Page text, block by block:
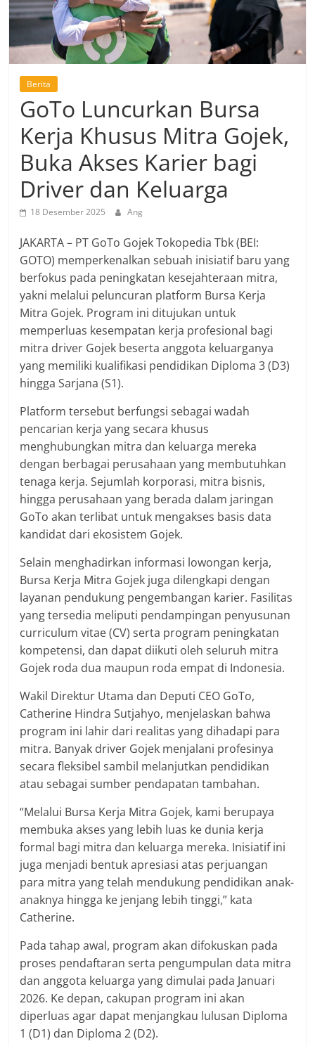
Berita
GoTo Luncurkan Bursa
Kerja Khusus Mitra Gojek,
Buka Akses Karier bagi
Driver dan Keluarga
18 Desember 2025 Ang
JAKARTA – PT GoTo Gojek Tokopedia Tbk (BEI:
GOTO) memperkenalkan sebuah inisiatif baru yang
berfokus pada peningkatan kesejahteraan mitra,
yakni melalui peluncuran platform Bursa Kerja
Mitra Gojek. Program ini ditujukan untuk
memperluas kesempatan kerja profesional bagi
mitra driver Gojek beserta anggota keluarganya
yang memiliki kualifikasi pendidikan Diploma 3 (D3)
hingga Sarjana (S1).
Platform tersebut berfungsi sebagai wadah
pencarian kerja yang secara khusus
menghubungkan mitra dan keluarga mereka
dengan berbagai perusahaan yang membutuhkan
tenaga kerja. Sejumlah korporasi, mitra bisnis,
hingga perusahaan yang berada dalam jaringan
GoTo akan terlibat untuk mengakses basis data
kandidat dari ekosistem Gojek.
Selain menghadirkan informasi lowongan kerja,
Bursa Kerja Mitra Gojek juga dilengkapi dengan
layanan pendukung pengembangan karier. Fasilitas
yang tersedia meliputi pendampingan penyusunan
curriculum vitae (CV) serta program peningkatan
kompetensi, dan dapat diikuti oleh seluruh mitra
Gojek roda dua maupun roda empat di Indonesia.
Wakil Direktur Utama dan Deputi CEO GoTo,
Catherine Hindra Sutjahyo, menjelaskan bahwa
program ini lahir dari realitas yang dihadapi para
mitra. Banyak driver Gojek menjalani profesinya
secara fleksibel sambil melanjutkan pendidikan
atau sebagai sumber pendapatan tambahan.
“Melalui Bursa Kerja Mitra Gojek, kami berupaya
membuka akses yang lebih luas ke dunia kerja
formal bagi mitra dan keluarga mereka. Inisiatif ini
juga menjadi bentuk apresiasi atas perjuangan
para mitra yang telah mendukung pendidikan anak-
anaknya hingga ke jenjang lebih tinggi,” kata
Catherine.
Pada tahap awal, program akan difokuskan pada
proses pendaftaran serta pengumpulan data mitra
dan anggota keluarga yang dimulai pada Januari
2026. Ke depan, cakupan program ini akan
diperluas agar dapat menjangkau lulusan Diploma
1 (D1) dan Diploma 2 (D2).